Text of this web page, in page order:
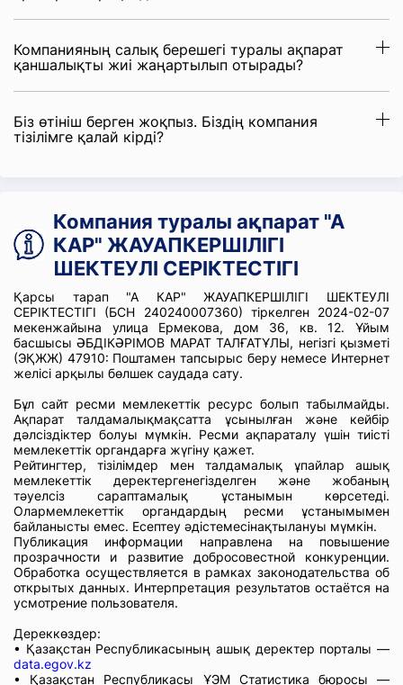
Компанияның салық берешегі туралы ақпарат
қаншалықты жиі жаңартылып отырады?
Біз өтініш берген жоқпыз. Біздің компания
тізілімге қалай кірді?
Компания туралы ақпарат "А
КАР" ЖАУАПКЕРШІЛІГІ
ШЕКТЕУЛІ СЕРІКТЕСТІГІ
Қарсы тарап "А КАР" ЖАУАПКЕРШІЛІГІ ШЕКТЕУЛІ
СЕРІКТЕСТІГІ (БСН 240240007360) тіркелген 2024-02-07
мекенжайына улица Ермекова, дом 36, кв. 12. Ұйым
басшысы ӘБДІКӘРІМОВ МАРАТ ТАЛҒАТҰЛЫ, негізгі қызметі
(ЭҚЖЖ) 47910: Поштамен тапсырыс беру немесе Интернет
желісі арқылы бөлшек саудада сату.
Бұл сайт ресми мемлекеттік ресурс болып табылмайды.
Ақпарат талдамалықмақсатта ұсынылған және кейбір
дәлсіздіктер болуы мүмкін. Ресми ақпараталу үшін тиісті
мемлекеттік органдарға жүгіну қажет.
Рейтингтер, тізілімдер мен талдамалық ұпайлар ашық
мемлекеттік деректергенегізделген және жобаның
тәуелсіз сараптамалық ұстанымын көрсетеді.
Олармемлекеттік органдардың ресми ұстанымымен
байланысты емес. Есептеу әдістемесінақтылануы мүмкін.
Публикация информации направлена на повышение
прозрачности и развитие добросовестной конкуренции.
Обработка осуществляется в рамках законодательства об
открытых данных. Интерпретация результатов остаётся на
усмотрение пользователя.
Дереккөздер:
• Қазақстан Республикасының ашық деректер порталы —
data.egov.kz
• Қазақстан Республикасы ҰЭМ Статистика бюросы —